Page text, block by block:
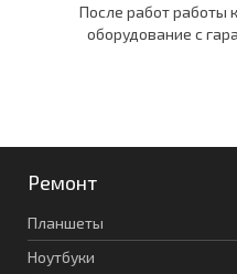
После работ работы
оборудование c
Ремонт
Планшеты
Ноутбуки